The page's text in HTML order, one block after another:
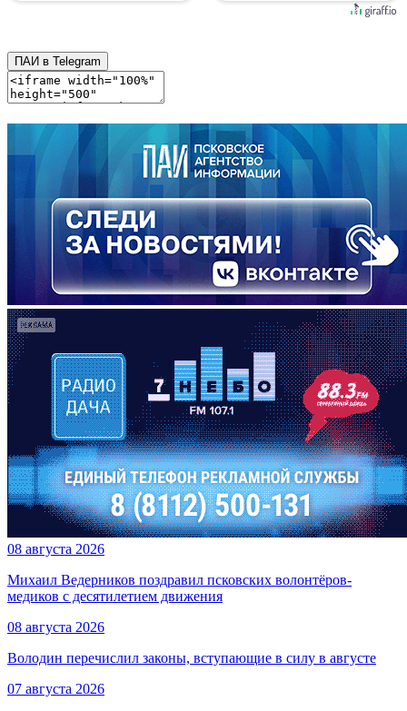
ПАИ в Telegram
08 августа 2026
Михаил Ведерников поздравил псковских волонтёров-
медиков с десятилетием движения
08 августа 2026
Володин перечислил законы, вступающие в силу в августе
07 августа 2026